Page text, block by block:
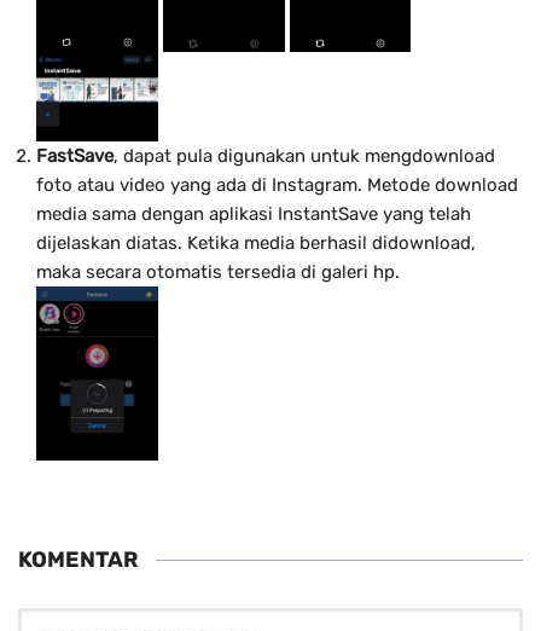
FastSave, dapat pula digunakan untuk mengdownload
foto atau video yang ada di Instagram. Metode download
media sama dengan aplikasi InstantSave yang telah
dijelaskan diatas. Ketika media berhasil didownload,
maka secara otomatis tersedia di galeri hp.
KOMENTAR